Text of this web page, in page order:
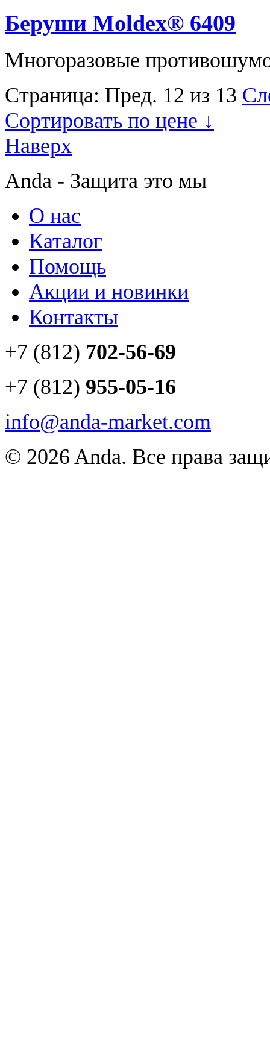
Беруши Moldex® 6409
Многоразовые
Страница: Пред. 12 из 13
Сортировать по цене ↓
Наверх
Anda - Защита это мы
О нас
Каталог
Помощь
Акции и новинки
Контакты
+7 (812) 702-56-69
+7 (812) 955-05-16
info@anda-market.com
© 2026 Anda. Все права